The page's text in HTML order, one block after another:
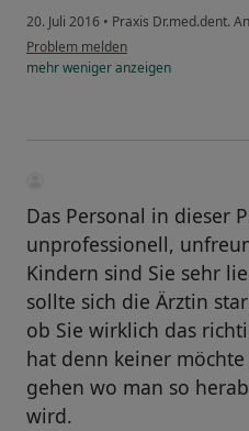
20. Juli 2016 • Praxis Dr.med.dent.
Problem melden
mehrwenigeranzeigen
Das Personal in dieser
unprofessionell,
Kindern sind Sie sehr
sollte sich die Ärztin
ob Sie wirklich das
hat denn keiner
gehen wo man so
wird.